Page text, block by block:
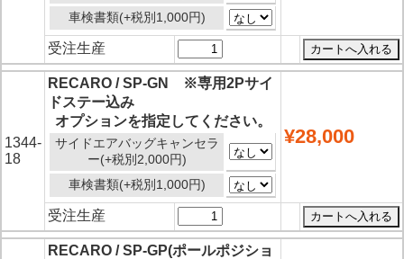
車検書類(+税別1,000円)
受注生産
1344-
18
RECARO / SP-GN ※専用2Pサイ
ドステー込み
オプションを指定してください。
サイドエアバッグキャンセラ
ー(+税別2,000円)
車検書類(+税別1,000円)
¥28,000
受注生産
RECARO / SP-GP(ポールポジショ